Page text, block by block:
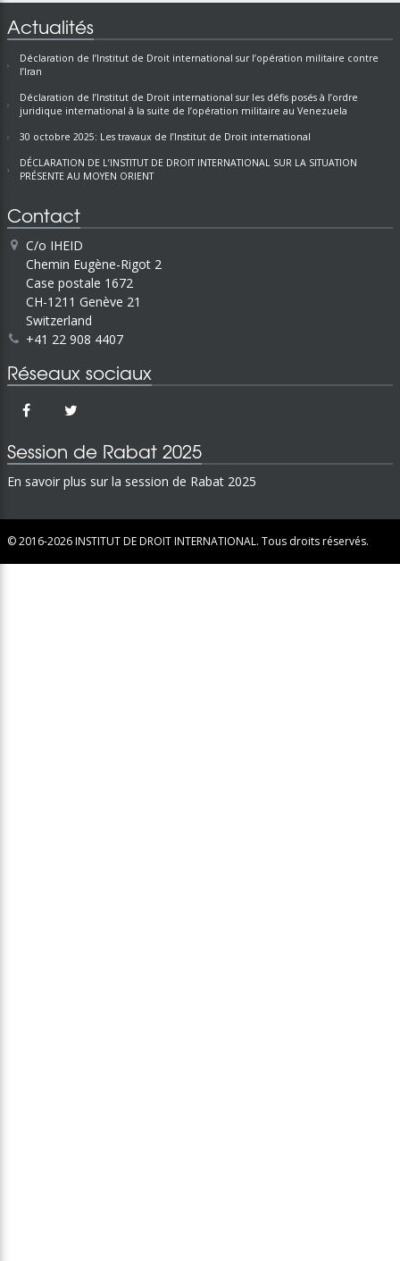
Actualités
Déclaration de l’Institut de Droit international sur l’opération militaire contre
l’Iran
Déclaration de l’Institut de Droit international sur les défis posés à l’ordre
juridique international à la suite de l’opération militaire au Venezuela
30 octobre 2025: Les travaux de l’Institut de Droit international
DÉCLARATION DE L’INSTITUT DE DROIT INTERNATIONAL SUR LA SITUATION
PRÉSENTE AU MOYEN ORIENT
Contact
C/o IHEID
Chemin Eugène-Rigot 2
Case postale 1672
CH-1211 Genève 21
Switzerland
+41 22 908 4407
Réseaux sociaux
Session de Rabat 2025
En savoir plus sur la session de Rabat 2025
© 2016-2026INSTITUT DE DROIT INTERNATIONAL. Tous droits réservés.